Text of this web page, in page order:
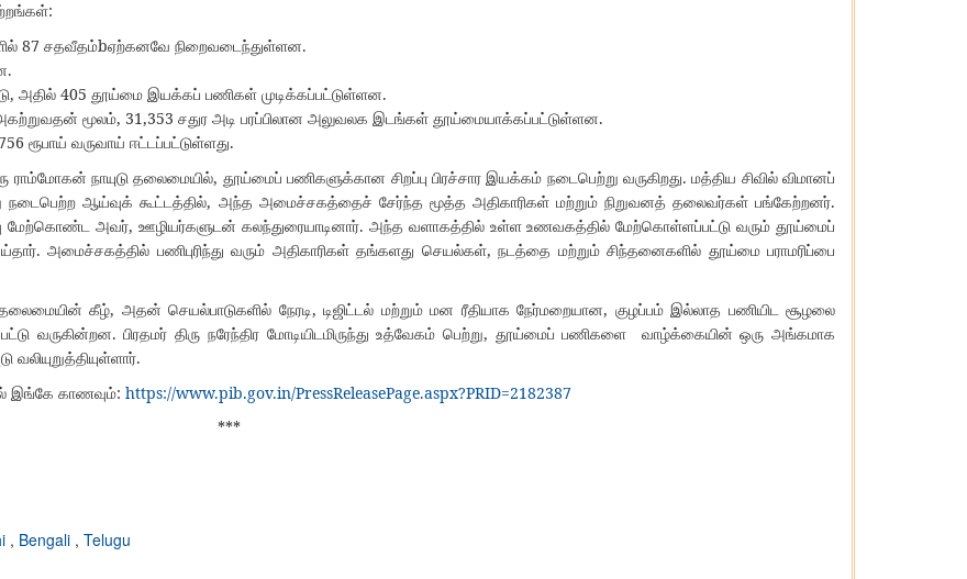
:
87 சதவீதம்bஏற்கனவே நிறைவடைந்துள்ளன.
.
, அதில் 405 தூய்மை இயக்கப் பணிகள் முடிக்கப்பட்டுள்ளன.
மூலம், 31,353 சதுர அடி பரப்பிலான அலுவலக இடங்கள் தூய்மையாக்கப்பட்டுள்ளன.
ரூபாய் வருவாய் ஈட்டப்பட்டுள்ளது.
ராம்மோகன் நாயுடு தலைமையில், தூய்மைப் பணிகளுக்கான சிறப்பு பிரச்சார இயக்கம் நடைபெற்று வருகிறது.மத்திய சிவில் விமானப்
நடைபெற்ற ஆய்வுக் கூட்டத்தில், அந்த அமைச்சகத்தைச் சேர்ந்த மூத்த அதிகாரிகள் மற்றும் நிறுவனத் தலைவர்கள் பங்கேற்றனர்.
மேற்கொண்ட அவர், ஊழியர்களுடன் கலந்துரையாடினார். அந்த வளாகத்தில் உள்ள உணவகத்தில் மேற்கொள்ளப்பட்டு வரும் தூய்மைப்
. அமைச்சகத்தில் பணிபுரிந்து வரும் அதிகாரிகள் தங்களது செயல்கள், நடத்தை மற்றும் சிந்தனைகளில் தூய்மை பராமரிப்பை
கீழ், அதன் செயல்பாடுகளில் நேரடி,டிஜிட்டல் மற்றும் மன ரீதியாக நேர்மறையான, குழப்பம் இல்லாத பணியிட சூழலை
வருகின்றன.பிரதமர் திரு நரேந்திர மோடியிடமிருந்து உத்வேகம் பெற்று, தூய்மைப் பணிகளை வாழ்க்கையின் ஒரு அங்கமாக
வலியுறுத்தியுள்ளார்.
இங்கே காணவும்: https://www.pib.gov.in/PressReleasePage.aspx?PRID=2182387
***
, Bengali , Telugu